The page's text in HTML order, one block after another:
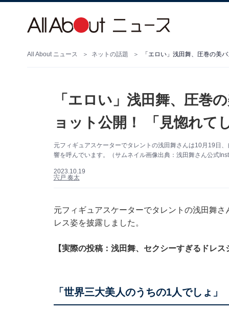
All About ニュース ネットの話題
「エロい」浅田舞、圧巻
ョット公開！ 「見惚れて
元フィギュアスケーターでタレントの浅田舞さんは10月19日
響を呼んでいます。（サムネイル画像出典：浅田舞さん公式
2023.10.19
宍戸 奏太
元フィギュアスケーターでタレントの浅田舞
レス姿を披露しました。
【実際の投稿：浅田舞、セクシーすぎるドレス
「世界三大美人のうちの1人でしょ」